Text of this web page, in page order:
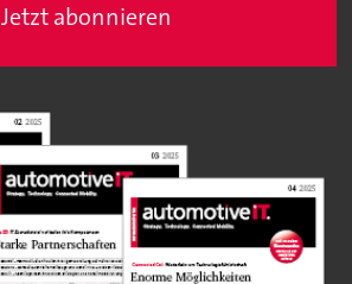
Jetzt abonnieren